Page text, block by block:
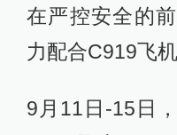
在严控安全的
力配合C919飞
9月11日-15日